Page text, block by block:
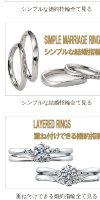
シンプルな婚約指輪全て見る
シンプルな結婚指輪全て見る
重ね付けできる婚約指輪全て見る